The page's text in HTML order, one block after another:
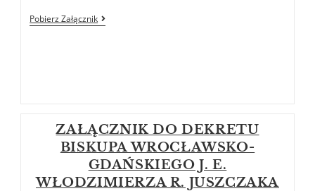
Pobierz Załącznik
ZAŁĄCZNIK DO DEKRETU
BISKUPA WROCŁAWSKO-
GDAŃSKIEGO J. E.
WŁODZIMIERZA R. JUSZCZAKA